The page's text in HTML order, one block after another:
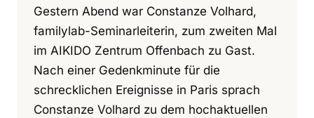
Gestern Abend war Constanze Volhard,
familylab-Seminarleiterin, zum zweiten Mal
im AIKIDO Zentrum Offenbach zu Gast.
Nach einer Gedenkminute für die
schrecklichen Ereignisse in Paris sprach
Constanze Volhard zu dem hochaktuellen